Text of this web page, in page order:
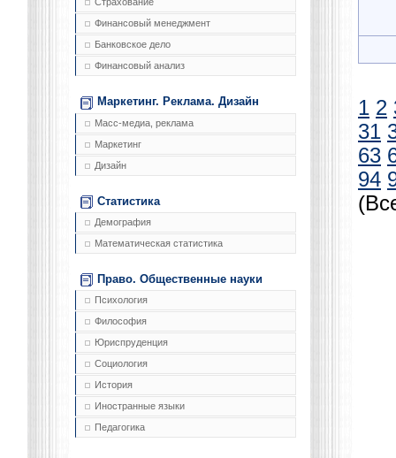
Страхование
Финансовый менеджмент
Банковское дело
Финансовый анализ
Маркетинг. Реклама. Дизайн
Масс-медиа, реклама
Маркетинг
Дизайн
Статистика
Демография
Математическая статистика
Право. Общественные науки
Психология
Философия
Юриспруденция
Социология
История
Иностранные языки
Педагогика
1 2
31
63
94